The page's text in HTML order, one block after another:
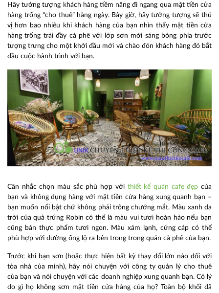
Hãy tưởng tượng khách hàng tiềm năng đi ngang qua mặt tiền cửa
hàng trống “cho thuê” hàng ngày. Bây giờ, hãy tưởng tượng sẽ thú
vị hơn bao nhiêu khi khách hàng của bạn nhìn thấy mặt tiền cửa
hàng trống trải đầy cà phê với lớp sơn mới sáng bóng phía trước
tượng trưng cho một khởi đầu mới và chào đón khách hàng đó bắt
đầu cuộc hành trình với bạn.
Cân nhắc chọn màu sắc phù hợp với thiết kế quán cafe đẹp của
bạn và không đụng hàng với mặt tiền cửa hàng xung quanh bạn –
bạn muốn nổi bật chứ không phải trông chướng mắt. Màu xanh da
trời của quả trứng Robin có thể là màu vui tươi hoàn hảo nếu bạn
cũng bán thực phẩm tươi ngon. Màu xám lạnh, cứng cáp có thể
phù hợp với đường ống lộ ra bên trong trong quán cà phê của bạn.
Trước khi bạn sơn (hoặc thực hiện bất kỳ thay đổi lớn nào đối với
tòa nhà của mình), hãy nói chuyện với công ty quản lý cho thuê
của bạn và nói chuyện với các doanh nghiệp xung quanh bạn. Có lý
do gì họ không sơn mặt tiền cửa hàng của họ? Toàn bộ khối đã